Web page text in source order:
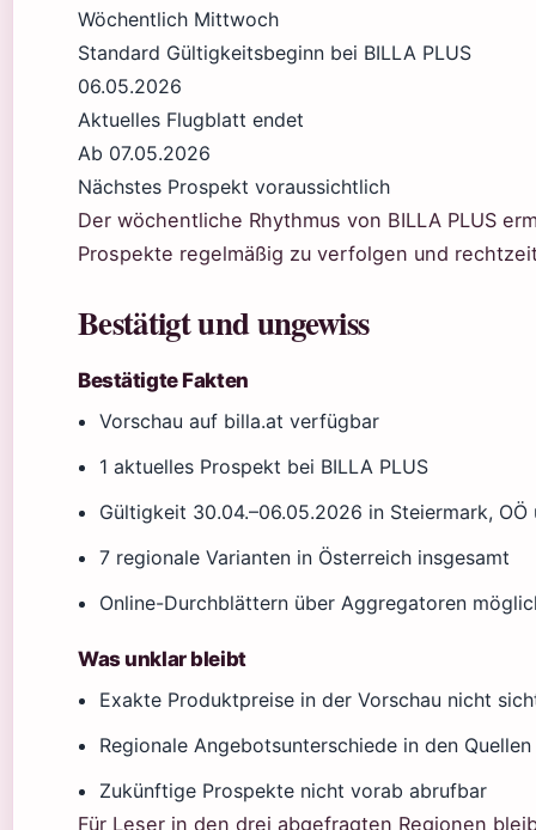
Wöchentlich Mittwoch
Standard Gültigkeitsbeginn bei BILLA PLUS
06.05.2026
Aktuelles Flugblatt endet
Ab 07.05.2026
Nächstes Prospekt voraussichtlich
Der wöchentliche Rhythmus von BILLA PLUS
Prospekte regelmäßig zu verfolgen und
Bestätigt und ungewiss
Bestätigte Fakten
Vorschau auf billa.at verfügbar
1 aktuelles Prospekt bei BILLA PLUS
Gültigkeit 30.04.–06.05.2026 in Steiermark, OÖ
7 regionale Varianten in Österreich insgesamt
Online-Durchblättern über Aggregatoren
Was unklar bleibt
Exakte Produktpreise in der Vorschau nicht
Regionale Angebotsunterschiede in den
Zukünftige Prospekte nicht vorab abrufbar
Für Leser in den drei abgefragten Regionen